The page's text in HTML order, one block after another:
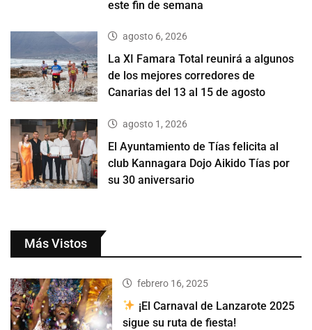
este fin de semana
agosto 6, 2026
La XI Famara Total reunirá a algunos
de los mejores corredores de
Canarias del 13 al 15 de agosto
agosto 1, 2026
El Ayuntamiento de Tías felicita al
club Kannagara Dojo Aikido Tías por
su 30 aniversario
Más Vistos
febrero 16, 2025
¡El Carnaval de Lanzarote 2025
sigue su ruta de fiesta!